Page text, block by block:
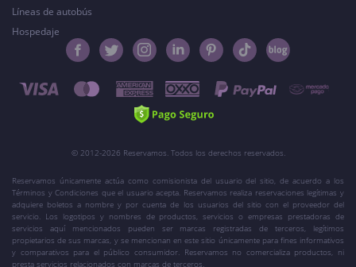
Líneas de autobús
Hospedaje
© 2012-2026 Reservamos. Todos los derechos reservados.
Reservamos únicamente actúa como comisionista del usuario del sitio, de acuerdo a los
Términos y Condiciones que el usuario acepta. Reservamos realiza reservaciones legítimas y
adquiere boletos a nombre y por cuenta de los usuarios del sitio con el proveedor del
servicio. Los logotipos y nombres de productos, servicios o empresas prestadoras de
servicios aquí mencionados pueden ser marcas registradas de terceros, legítimos
propietarios de sus marcas, y se mencionan en este sitio únicamente para fines informativos
y comparativos para el público consumidor. Reservamos no comercializa productos, ni
presta servicios relacionados con marcas de terceros.